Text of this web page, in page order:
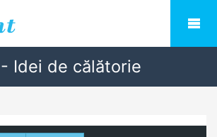
Idei de călătorie